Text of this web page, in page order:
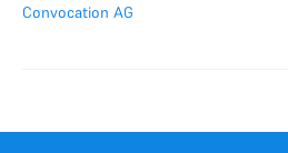
Convocation AG